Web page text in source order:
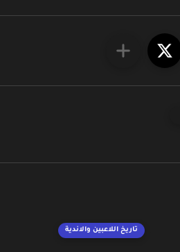
تاريخ اللاعبين والاندية